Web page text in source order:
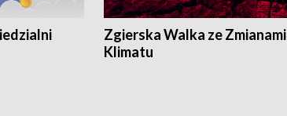
Zgierska Walka ze Zmianami
Klimatu